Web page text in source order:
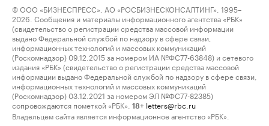
© ООО «БИЗНЕСПРЕСС», АО «РОСБИЗНЕСКОНСАЛТИНГ», 1995–
2026. Сообщения и материалы информационного агентства «РБК»
(свидетельство о регистрации средства массовой информации
выдано Федеральной службой по надзору в сфере связи,
информационных технологий и массовых коммуникаций
(Роскомнадзор) 09.12.2015 за номером ИА №ФС77-63848) и сетевого
издания «РБК» (свидетельство о регистрации средства массовой
информации выдано Федеральной службой по надзору в сфере связи,
информационных технологий и массовых коммуникаций
(Роскомнадзор) 03.12.2021 за номером ЭЛ №ФС77-82385)
сопровождаются пометкой «РБК».
18+ letters@rbc.ru
Владельцем сайта является информационное агентство «РБК».